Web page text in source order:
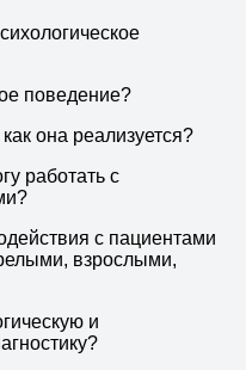
поведение?
она реализуется?
работать с
с пациентами
взрослыми,
и